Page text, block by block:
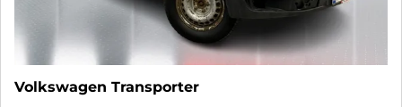
Volkswagen Transporter